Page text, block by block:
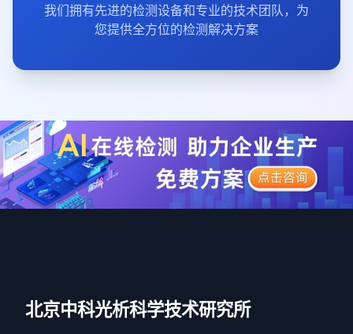
我们拥有先进的检测设备和专业的技术团队，为
您提供全方位的检测解决方案
北京中科光析科学技术研究所